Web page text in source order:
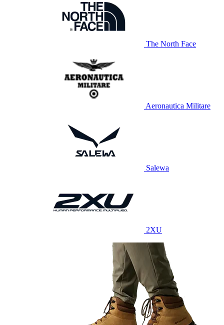
The North Face
Aeronautica Militare
Salewa
2XU